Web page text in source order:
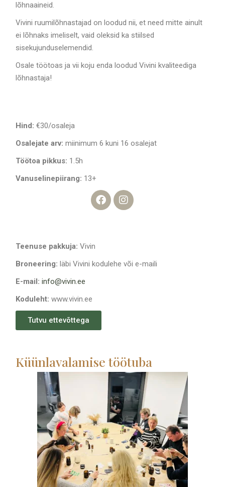
lõhnaaineid.
Vivini ruumilõhnastajad on loodud nii, et need mitte ainult
ei lõhnaks imeliselt, vaid oleksid ka stiilsed
sisekujunduselemendid.
Osale töötoas ja vii koju enda loodud Vivini kvaliteediga
lõhnastaja!
Hind: €30/osaleja
Osalejate arv: miinimum 6 kuni 16 osalejat
Töötoa pikkus: 1.5h
Vanuselinepiirang: 13+
Teenuse pakkuja: Vivin
Broneering: läbi Vivini kodulehe või e-maili
E-mail: info@vivin.ee
Koduleht: www.vivin.ee
Tutvu ettevõttega
Küünlavalamise töötuba